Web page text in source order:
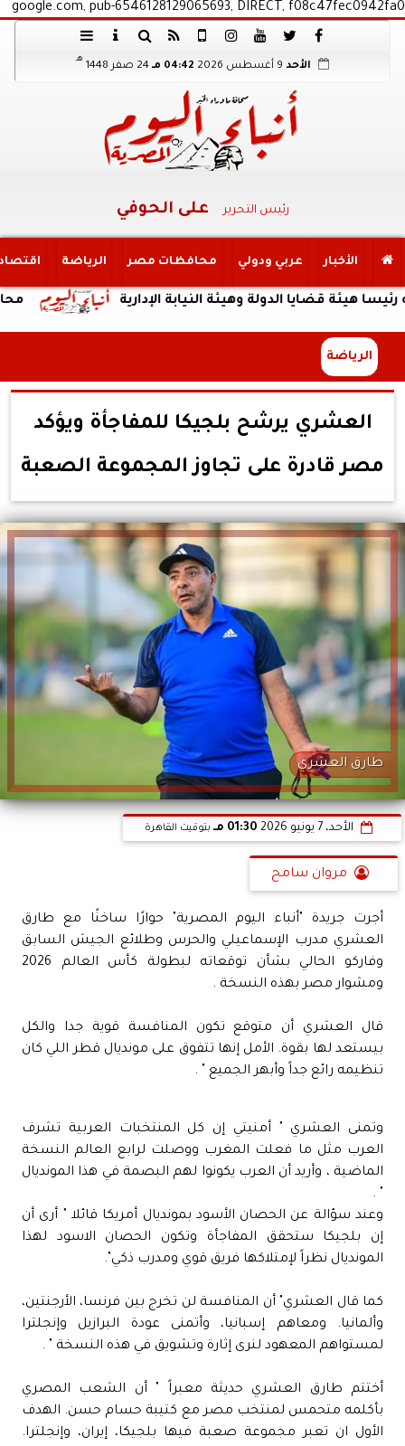
google.com, pub-6546128129065693, DIRECT, f08c47fec0942fa0
الأحد 04:42 مـ 24 صفر 1448
هـ
رئيس التحرير على الحوفي
الأخبار عربي ودولي محافظات مصر الرياضة
محافظ الدولة وهيئة النيابة الإدارية
الرياضة
العشري يرشح بلجيكا للمفاجأة ويؤكد
مصر قادرة على تجاوز المجموعة الصعبة
طارق العشري
الأحد، 7 يونيو 2026 01:30 مـ بتوقيت القاهرة
مروان سامح
أجرت جريدة "أنباء اليوم المصرية" حوارًا ساخنًا مع طارق
العشري مدرب الإسماعيلي والحرس وطلائع الجيش السابق
وفاركو الحالي بشأن توقعاته لبطولة كأس العالم 2026
ومشوار مصر بهذه النسخة .
قال العشري أن متوقع تكون المنافسة قوية جدا والكل
بيستعد لها بقوة. الأمل إنها تتفوق على مونديال قطر اللي كان
تنظيمه رائع جداً وأبهر الجميع " .
وتمنى العشري " أمنيتي إن كل المنتخبات العربية تشرف
العرب مثل ما فعلت المغرب ووصلت لرابع العالم النسخة
الماضية ، وأريد أن العرب يكونوا لهم البصمة في هذا المونديال
" .
وعند سؤالة عن الحصان الأسود بمونديال أمريكا قائلا " أرى أن
إن بلجيكا ستحقق المفاجأة وتكون الحصان الاسود لهذا
المونديال نظراً لإمتلاكها فريق قوي ومدرب ذكي".
كما قال العشري" أن المنافسة لن تخرج بين فرنسا، الأرجنتين،
وألمانيا. ومعاهم إسبانيا، وأتمنى عودة البرازيل وإنجلترا
لمستواهم المعهود لنرى إثارة وتشويق في هذه النسخة " .
أختتم طارق العشري حديثة معبراً " أن الشعب المصري
بأكلمه متحمس لمنتخب مصر مع كتيبة حسام حسن. الهدف
الأول ان تعبر مجموعة صعبة فيها بلجيكا، إيران، وإنجلترا.